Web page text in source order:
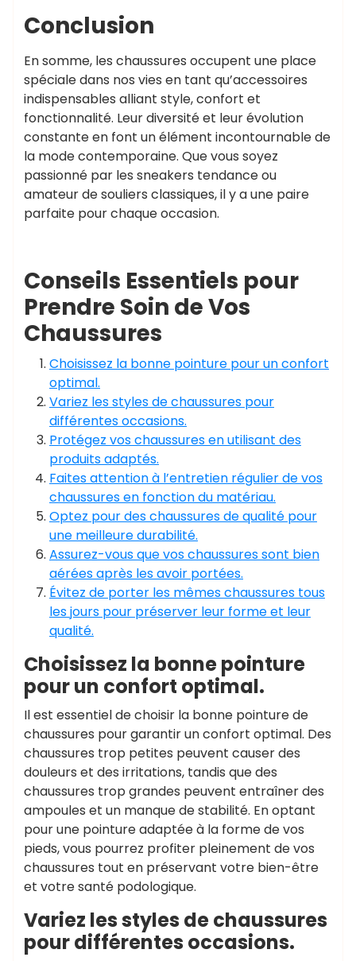
Conclusion
En somme, les chaussures occupent une place
spéciale dans nos vies en tant qu’accessoires
indispensables alliant style, confort et
fonctionnalité. Leur diversité et leur évolution
constante en font un élément incontournable de
la mode contemporaine. Que vous soyez
passionné par les sneakers tendance ou
amateur de souliers classiques, il y a une paire
parfaite pour chaque occasion.
Conseils Essentiels pour
Prendre Soin de Vos
Chaussures
Choisissez la bonne pointure pour un confort
optimal.
Variez les styles de chaussures pour
différentes occasions.
Protégez vos chaussures en utilisant des
produits adaptés.
Faites attention à l’entretien régulier de vos
chaussures en fonction du matériau.
Optez pour des chaussures de qualité pour
une meilleure durabilité.
Assurez-vous que vos chaussures sont bien
aérées après les avoir portées.
Évitez de porter les mêmes chaussures tous
les jours pour préserver leur forme et leur
qualité.
Choisissez la bonne pointure
pour un confort optimal.
Il est essentiel de choisir la bonne pointure de
chaussures pour garantir un confort optimal. Des
chaussures trop petites peuvent causer des
douleurs et des irritations, tandis que des
chaussures trop grandes peuvent entraîner des
ampoules et un manque de stabilité. En optant
pour une pointure adaptée à la forme de vos
pieds, vous pourrez profiter pleinement de vos
chaussures tout en préservant votre bien-être
et votre santé podologique.
Variez les styles de chaussures
pour différentes occasions.